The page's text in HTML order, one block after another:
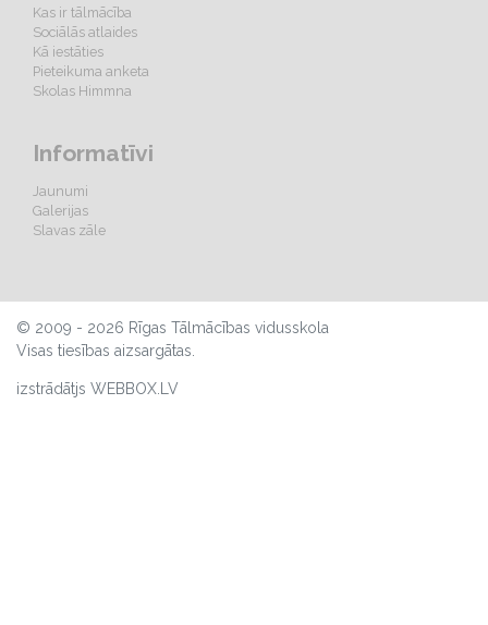
Kas ir tālmācība
Sociālās atlaides
Kā iestāties
Pieteikuma anketa
Skolas Himmna
Informatīvi
Jaunumi
Galerijas
Slavas zāle
© 2009 - 2026 Rīgas Tālmācības vidusskola
Visas tiesības aizsargātas.
izstrādātjs WEBBOX.LV